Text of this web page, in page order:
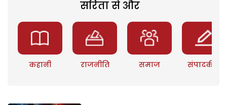
सरिता से और
कहानी राजनीति समाज संपादकीय